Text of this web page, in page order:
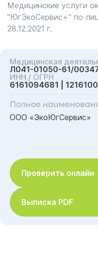
Медицинские услуги
"ЮгЭкоСервис+" по
28.12.2021 г.
Медицинская
Л041-01050-61/
ИНН / ОГРН
6161094681 |
Полное
ООО «ЭкоЮгСервис»
Проверить онлайн
Выписка PDF